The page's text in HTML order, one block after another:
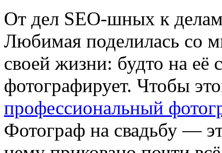
От дел SEO-шных к
Любимая поделилась со
своей жизни: будто на её
фотографирует. Чтобы
профессиональный
Фотограф на свадьбу —